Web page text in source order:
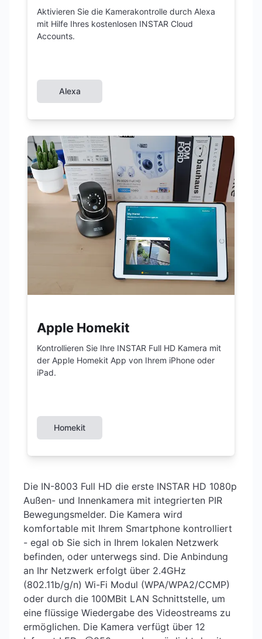
Aktivieren Sie die Kamerakontrolle durch Alexa
mit Hilfe Ihres kostenlosen INSTAR Cloud
Accounts.
Alexa
Apple Homekit
Kontrollieren Sie Ihre INSTAR Full HD Kamera mit
der Apple Homekit App von Ihrem iPhone oder
iPad.
Homekit
Die IN-8003 Full HD die erste INSTAR HD 1080p
Außen- und Innenkamera mit integrierten PIR
Bewegungsmelder. Die Kamera wird
komfortable mit Ihrem Smartphone kontrolliert
- egal ob Sie sich in Ihrem lokalen Netzwerk
befinden, oder unterwegs sind. Die Anbindung
an Ihr Netzwerk erfolgt über 2.4GHz
(802.11b/g/n) Wi-Fi Modul (WPA/WPA2/CCMP)
oder durch die 100MBit LAN Schnittstelle, um
eine flüssige Wiedergabe des Videostreams zu
ermöglichen. Die Kamera verfügt über 12